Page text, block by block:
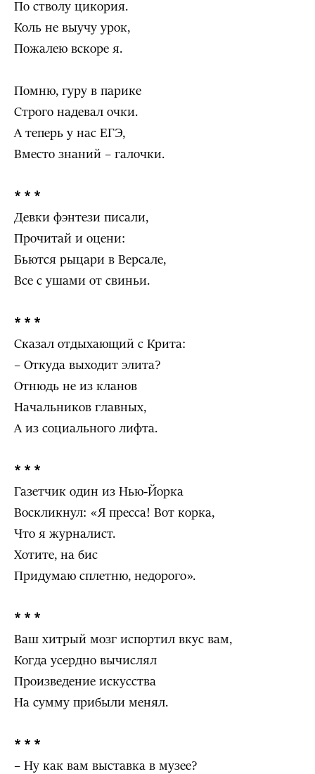
По стволу цикория.
Коль не выучу урок,
Пожалею вскоре я.
Помню, гуру в парике
Строго надевал очки.
А теперь у нас ЕГЭ,
Вместо знаний – галочки.
* * *
Девки фэнтези писали,
Прочитай и оцени:
Бьются рыцари в Версале,
Все с ушами от свиньи.
* * *
Сказал отдыхающий с Крита:
– Откуда выходит элита?
Отнюдь не из кланов
Начальников главных,
А из социального лифта.
* * *
Газетчик один из Нью-Йорка
Воскликнул: «Я пресса! Вот корка,
Что я журналист.
Хотите, на бис
Придумаю сплетню, недорого».
* * *
Ваш хитрый мозг испортил вкус вам,
Когда усердно вычислял
Произведение искусства
На сумму прибыли менял.
* * *
– Ну как вам выставка в музее?